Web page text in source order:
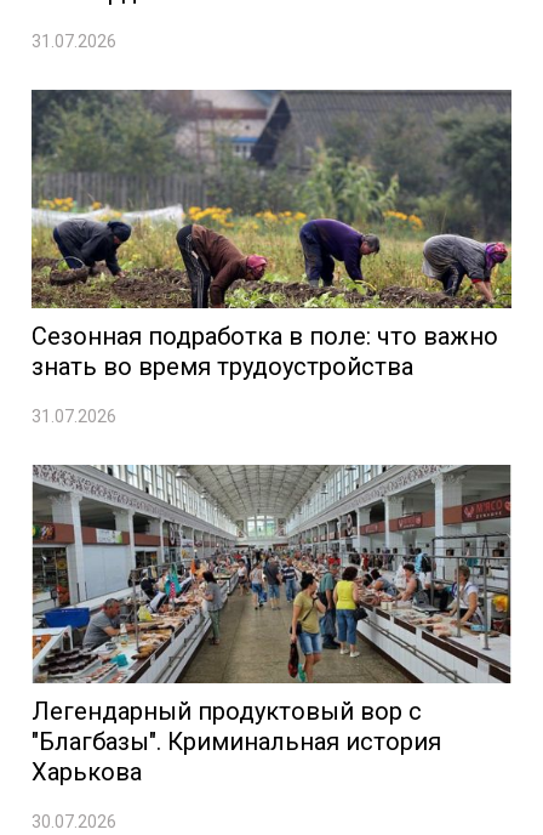
31.07.2026
Сезонная подработка в поле: что важно
знать во время трудоустройства
31.07.2026
Легендарный продуктовый вор с
"Благбазы". Криминальная история
Харькова
30.07.2026